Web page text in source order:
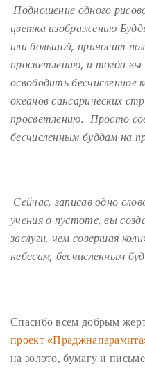
Подношение одного
цветка изображению
или большой, приносит
просветлению, и тогда
освободить
океанов сансарических
просветлению. Просто
бесчисленным буддам на
Сейчас, записав одно
учения о пустоте, вы
заслуги, чем совершая
небесам, бесчисленным
Спасибо всем добрым
проект
на золото, бумагу и